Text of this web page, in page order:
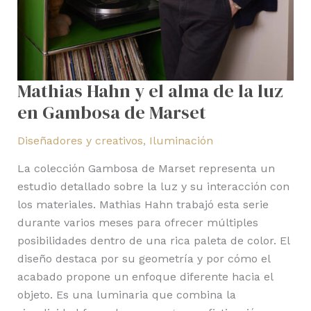
Mathias Hahn y el alma de la luz
en Gambosa de Marset
Diseñadores y creativos, Iluminación
La colección Gambosa de Marset representa un
estudio detallado sobre la luz y su interacción con
los materiales. Mathias Hahn trabajó esta serie
durante varios meses para ofrecer múltiples
posibilidades dentro de una rica paleta de color. El
diseño destaca por su geometría y por cómo el
acabado propone un enfoque diferente hacia el
objeto. Es una luminaria que combina la